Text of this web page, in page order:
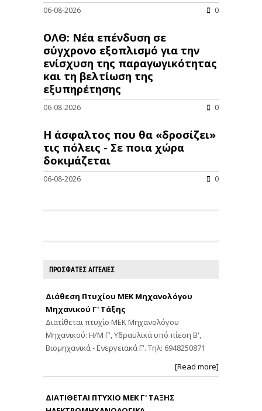
06-08-2026 0
ΟΛΘ: Νέα επένδυση σε
σύγχρονο εξοπλισμό για την
ενίσχυση της παραγωγικότητας
και τη βελτίωση της
εξυπηρέτησης
06-08-2026 0
Η άσφαλτος που θα «δροσίζει»
τις πόλεις - Σε ποια χώρα
δοκιμάζεται
06-08-2026 0
ΠΡΟΣΦΑΤΕΣ ΑΓΓΕΛΙΕΣ
Διάθεση Πτυχίου ΜΕΚ Μηχανολόγου
Μηχανικού Γ' Τάξης
Διατίθεται πτυχίο ΜΕΚ Μηχανολόγου
Μηχανικού: Η/Μ Γ', Υδραυλικά υπό πίεση Β',
Βιομηχανικά - Ενεργειακά Γ'. Τηλ: 6948250871
[Read more]
ΔΙΑΤΙΘΕΤΑΙ ΠΤΥΧΙΟ ΜΕΚ Γ' ΤΑΞΗΣ